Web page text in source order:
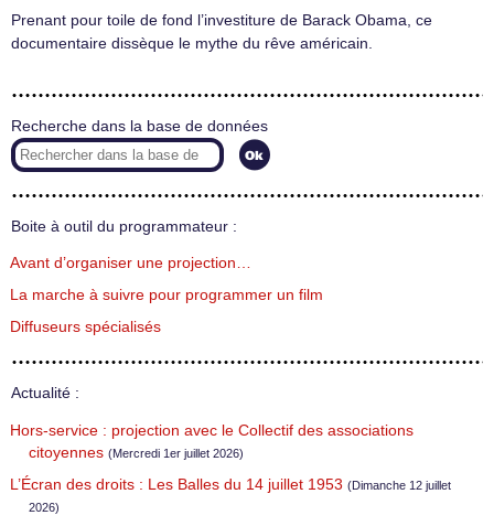
Prenant pour toile de fond l’investiture de Barack Obama, ce
documentaire dissèque le mythe du rêve américain.
Recherche dans la base de données
Boite à outil du programmateur :
Avant d’organiser une projection…
La marche à suivre pour programmer un film
Diffuseurs spécialisés
Actualité :
Hors-service : projection avec le Collectif des associations
citoyennes (Mercredi 1er juillet 2026)
L’Écran des droits : Les Balles du 14 juillet 1953 (Dimanche 12 juillet
2026)